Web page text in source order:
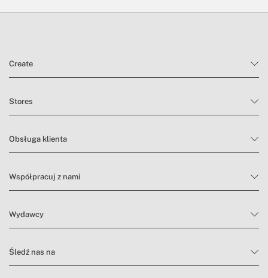
Create
Stores
Obsługa klienta
Współpracuj z nami
Wydawcy
Śledź nas na